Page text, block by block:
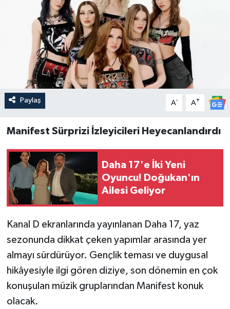
Paylaş A- A+
Manifest Sürprizi İzleyicileri Heyecanlandırdı
Daha 17'e İki Yeni
Oyuncu! Doğukan'ın
Ailesi Geliyor
Kanal D ekranlarında yayınlanan Daha 17, yaz
sezonunda dikkat çeken yapımlar arasında yer
almayı sürdürüyor. Gençlik teması ve duygusal
hikâyesiyle ilgi gören diziye, son dönemin en çok
konuşulan müzik gruplarından Manifest konuk
olacak.